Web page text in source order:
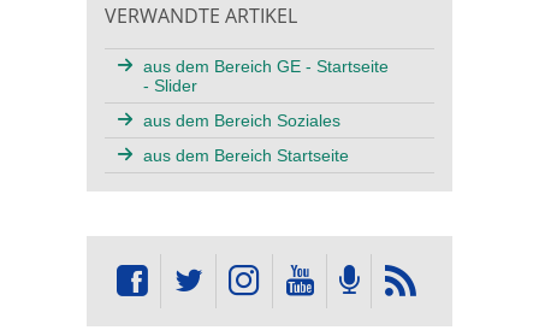
VERWANDTE ARTIKEL
aus dem Bereich GE - Startseite
- Slider
aus dem Bereich Soziales
aus dem Bereich Startseite